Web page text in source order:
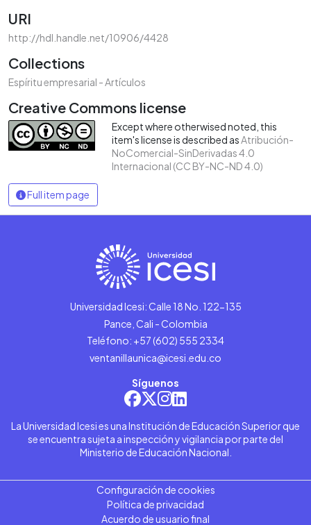
URI
http://hdl.handle.net/10906/4428
Collections
Espíritu empresarial - Artículos
Creative Commons license
Except where otherwised noted, this
item's license is described asAtribución-
NoComercial-SinDerivadas 4.0
Internacional (CC BY-NC-ND 4.0)
Full item page
Universidad Icesi: Calle 18 No. 122-135
Pance, Cali - Colombia
Teléfono: +57 (602) 555 2334
ventanillaunica@icesi.edu.co
Síguenos
La Universidad Icesi es una Institución de Educación Superior que
se encuentra sujeta a inspección y vigilancia por parte del
Ministerio de Educación Nacional.
Configuración de cookies
Política de privacidad
Acuerdo de usuario final